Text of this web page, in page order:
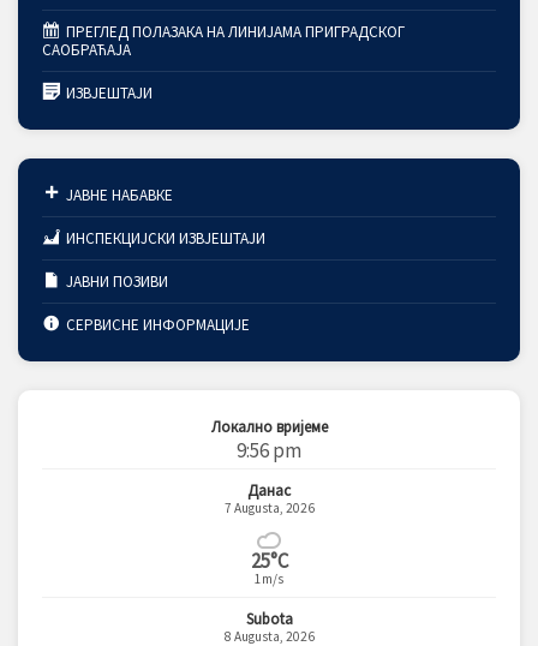
ПРЕГЛЕД ПОЛАЗАКА НА ЛИНИЈАМА ПРИГРАДСКОГ
САОБРАЋАЈА
ИЗВЈЕШТАЈИ
ЈАВНЕ НАБАВКЕ
ИНСПЕКЦИЈСКИ ИЗВЈЕШТАЈИ
ЈАВНИ ПОЗИВИ
СЕРВИСНЕ ИНФОРМАЦИЈЕ
Локално вријеме
9:56 pm
Данас
7 Augusta, 2026
25°C
1m/s
Subota
8 Augusta, 2026